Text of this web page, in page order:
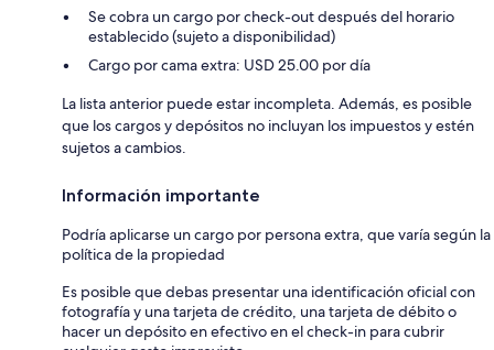
Se cobra un cargo por check-out después del horario
establecido (sujeto a disponibilidad)
Cargo por cama extra: USD 25.00 por día
La lista anterior puede estar incompleta. Además, es posible
que los cargos y depósitos no incluyan los impuestos y estén
sujetos a cambios.
Información importante
Podría aplicarse un cargo por persona extra, que varía según la
política de la propiedad
Es posible que debas presentar una identificación oficial con
fotografía y una tarjeta de crédito, una tarjeta de débito o
hacer un depósito en efectivo en el check-in para cubrir